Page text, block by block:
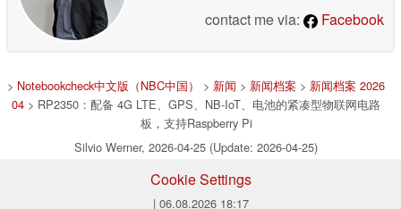
contact me via:
Facebook
> Notebookcheck中文版（NBC中国） > 新闻 > 新闻档案 > 新闻档案 2026
04 > RP2350：配备 4G LTE、GPS、NB-IoT、电池的紧凑型物联网电路
板，支持Raspberry Pi
Silvio Werner, 2026-04-25 (Update: 2026-04-25)
Cookie Settings
| 06.08.2026 18:17